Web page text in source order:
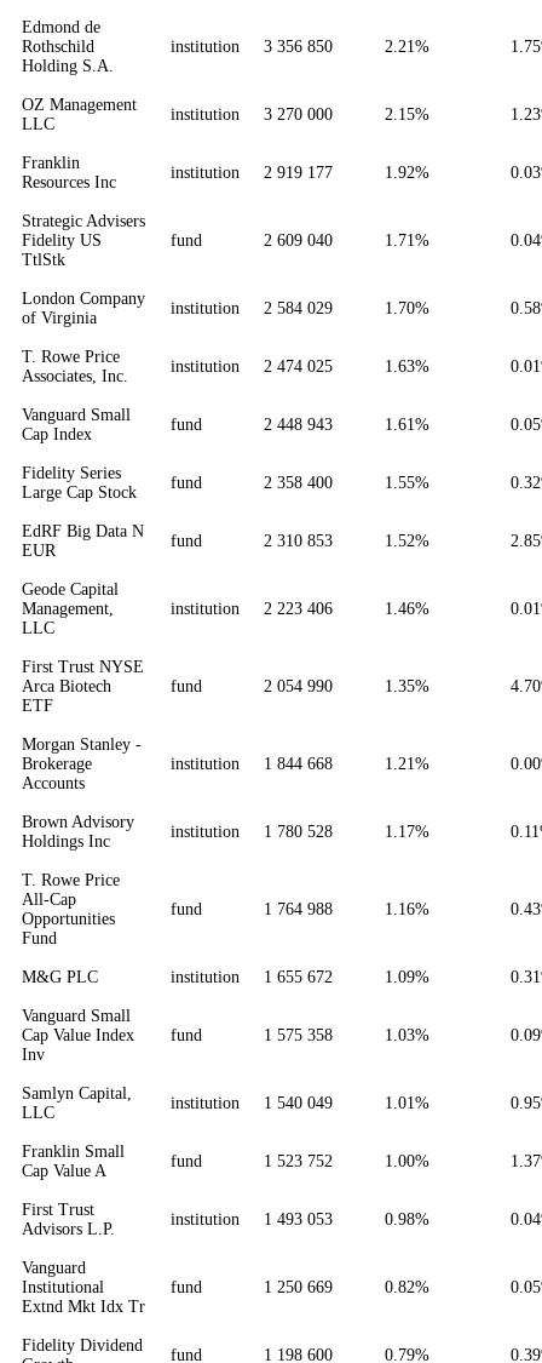
Edmond de
Rothschild
Holding S.A.
institution 3 356 850 2.21%
OZ Management
LLC
institution 3 270 000 2.15%
Franklin
Resources Inc
institution 2 919 177 1.92%
Strategic Advisers
Fidelity US
TtlStk
fund 2 609 040 1.71%
London Company
of Virginia
institution 2 584 029 1.70%
T. Rowe Price
Associates, Inc.
institution 2 474 025 1.63%
Vanguard Small
Cap Index
fund 2 448 943 1.61%
Fidelity Series
Large Cap Stock
fund 2 358 400 1.55%
EdRF Big Data N
EUR
fund 2 310 853 1.52%
Geode Capital
Management,
LLC
institution 2 223 406 1.46%
First Trust NYSE
Arca Biotech
ETF
fund 2 054 990 1.35%
Morgan Stanley -
Brokerage
Accounts
institution 1 844 668 1.21%
Brown Advisory
Holdings Inc
institution 1 780 528 1.17%
T. Rowe Price
All-Cap
Opportunities
Fund
fund 1 764 988 1.16%
M&G PLC institution 1 655 672 1.09%
Vanguard Small
Cap Value Index
Inv
fund 1 575 358 1.03%
Samlyn Capital,
LLC
institution 1 540 049 1.01%
Franklin Small
Cap Value A
fund 1 523 752 1.00%
First Trust
Advisors L.P.
institution 1 493 053 0.98%
Vanguard
Institutional
Extnd Mkt Idx Tr
fund 1 250 669 0.82%
Fidelity Dividend
fund 1 198 600 0.79%